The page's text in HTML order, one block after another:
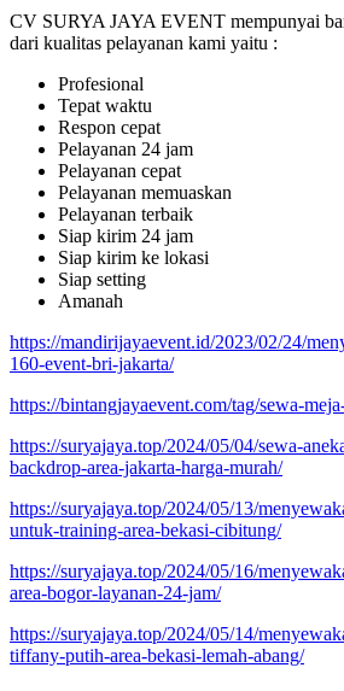
CV SURYA JAYA EVENT mempunyai
dari kualitas pelayanan kami yaitu :
Profesional
Tepat waktu
Respon cepat
Pelayanan 24 jam
Pelayanan cepat
Pelayanan memuaskan
Pelayanan terbaik
Siap kirim 24 jam
Siap kirim ke lokasi
Siap setting
Amanah
https://mandirijayaevent.id/2023/02/24/
160-event-bri-jakarta/
https://bintangjayaevent.com/tag/sewa-
https://suryajaya.top/2024/05/04/sewa-
backdrop-area-jakarta-harga-murah/
https://suryajaya.top/2024/05/13/
untuk-training-area-bekasi-cibitung/
https://suryajaya.top/2024/05/16/
area-bogor-layanan-24-jam/
https://suryajaya.top/2024/05/14/
tiffany-putih-area-bekasi-lemah-abang/